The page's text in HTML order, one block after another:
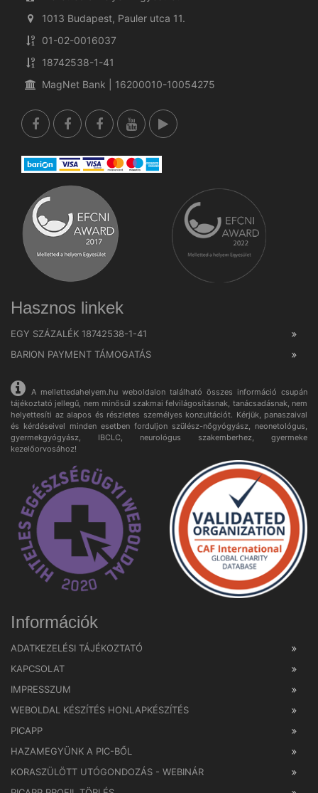
1013 Budapest, Pauler utca 11.
01-02-0016037
18742538-1-41
MagNet Bank | 16200010-10054275
Hasznos linkek
EGY SZÁZALÉK 18742538-1-41
BARION PAYMENT TÁMOGATÁS
A mellettedahelyem.hu weboldalon található összes információ csupán
tájékoztató jellegű, nem minősül szakmai felvilágosításnak, tanácsadásnak, nem
helyettesíti az alapos és részletes személyes konzultációt. Kérjük, panaszaival
és kérdéseivel minden esetben forduljon szülész-nőgyógyász, neonetológus,
gyermekgyógyász, IBCLC, neurológus szakemberhez, gyermeke
kezelőorvosához!
Információk
ADATKEZELÉSI TÁJÉKOZTATÓ
KAPCSOLAT
IMPRESSZUM
WEBOLDAL KÉSZÍTÉS HONLAPKÉSZÍTÉS
PICAPP
HAZAMEGYÜNK A PIC-BŐL
KORASZÜLÖTT UTÓGONDOZÁS - WEBINÁR